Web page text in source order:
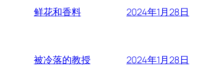
鲜花和香料 2024年1月28日
被冷落的教授 2024年1月28日